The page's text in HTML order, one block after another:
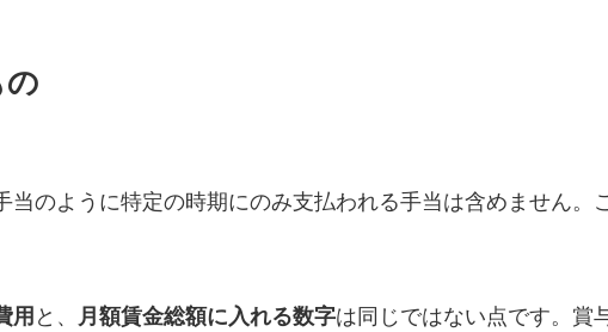
当のように特定の時期にのみ支払われる手当は含めません
用と、 月額賃金総額に入れる数字は同じではない点です。賞